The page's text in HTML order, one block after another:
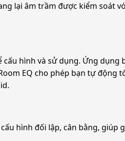
lại âm trầm được kiểm soát
hình và sử dụng. Ứng
EQ cho phép bạn tự
hình đối lập, cân bằng,